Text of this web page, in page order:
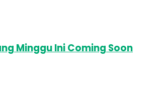
Minggu Ini Coming Soon